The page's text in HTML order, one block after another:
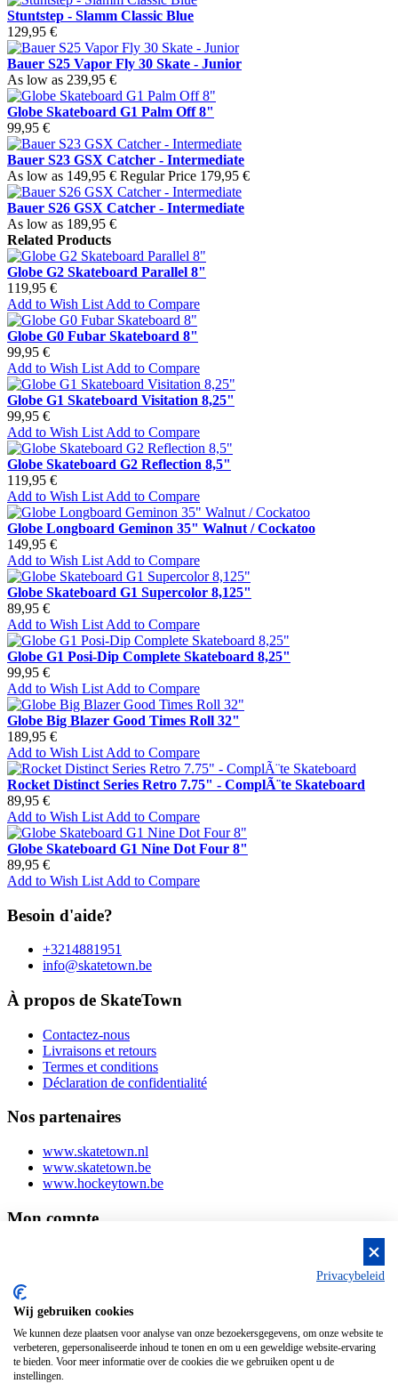
Stuntstep - Slamm Classic Blue
129,95 €
Bauer S25 Vapor Fly 30 Skate - Junior
As low as 239,95 €
Globe Skateboard G1 Palm Off 8"
99,95 €
Bauer S23 GSX Catcher - Intermediate
As low as 149,95 € Regular Price 179,95 €
Bauer S26 GSX Catcher - Intermediate
As low as 189,95 €
Related Products
Globe G2 Skateboard Parallel 8"
119,95 €
Add to Wish List Add to Compare
Globe G0 Fubar Skateboard 8"
99,95 €
Add to Wish List Add to Compare
Globe G1 Skateboard Visitation 8,25"
99,95 €
Add to Wish List Add to Compare
Globe Skateboard G2 Reflection 8,5"
119,95 €
Add to Wish List Add to Compare
Globe Longboard Geminon 35" Walnut / Cockatoo
149,95 €
Add to Wish List Add to Compare
Globe Skateboard G1 Supercolor 8,125"
89,95 €
Add to Wish List Add to Compare
Globe G1 Posi-Dip Complete Skateboard 8,25"
99,95 €
Add to Wish List Add to Compare
Globe Big Blazer Good Times Roll 32"
189,95 €
Add to Wish List Add to Compare
Rocket Distinct Series Retro 7.75" - ComplÃ¨te Skateboard
89,95 €
Add to Wish List Add to Compare
Globe Skateboard G1 Nine Dot Four 8"
89,95 €
Add to Wish List Add to Compare
Besoin d'aide?
+3214881951
info@skatetown.be
À propos de SkateTown
Contactez-nous
Livraisons et retours
Termes et conditions
Déclaration de confidentialité
Nos partenaires
www.skatetown.nl
www.skatetown.be
www.hockeytown.be
Mon compte
Privacybeleid
Wij gebruiken cookies
We kunnen deze plaatsen voor analyse van onze bezoekersgegevens, om onze website te
verbeteren, gepersonaliseerde inhoud te tonen en om u een geweldige website-ervaring
te bieden. Voor meer informatie over de cookies die we gebruiken opent u de
instellingen.